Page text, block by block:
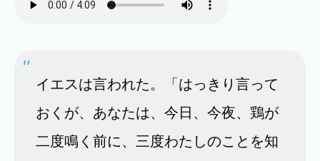
イエスは言われた。「はっきり言って
おくが、あなたは、今日、今夜、鶏が
二度鳴く前に、三度わたしのことを知